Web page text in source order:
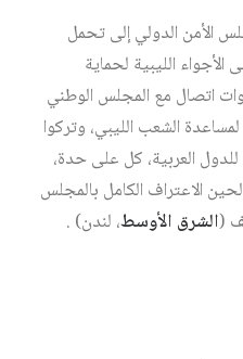
الأمن الدولي إلى تحمل
الليبية لحماية
اتصال مع المجلس الوطني
لمساعدة الشعب الليبي، وتركوا
العربية، كل على حدة،
الاعتراف الكامل بالمجلس
(الشرق الأوسط، لندن) .